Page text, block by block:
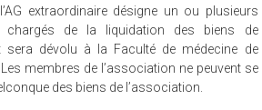
l’AG extraordinaire désigne un ou plusieurs
chargés de la liquidation des biens de
sera dévolu à la Faculté de médecine de
Les membres de l’association ne peuvent se
des biens de l’association.